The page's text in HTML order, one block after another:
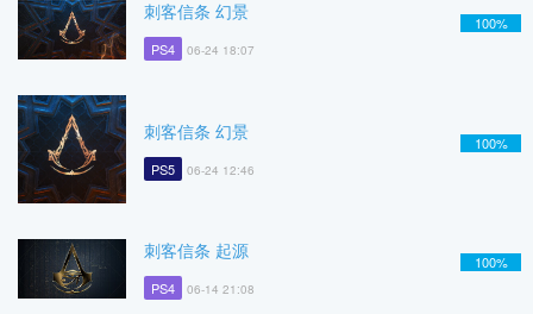
刺客信条 幻景
PS4 06-24 18:07
100%
刺客信条 幻景
PS5 06-24 12:46
100%
刺客信条 起源
PS4 06-14 21:08
100%